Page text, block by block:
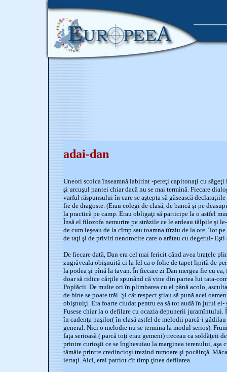
adai-dan
Uneori scoica înseamnă labirint -pereţi capitonaţi cu săgeţi
şi urcuşul pantei chiar dacă nu se mai termină. Fiecare
varful răspunsului în care se aştepta să găsească
fie de dragoste. (Erau colegi de clasă, de bancă şi pe
la practică pe camp. Erau obligaţi să participe la o astfel
Însă el filozofa nemurire pe străzile ce le ardeau tălpile şi
de cum ieşeau de la cîmp sau toamna tîrziu de la ore. Tot
de taţi şi de priviri nenorocite care o arătau cu degetul- Eşti
De fiecare dată, Dan era cel mai fericit când avea braţele
zugrăveala obişnuită ci la fel ca o folie de tapet lipită de
la podea şi pînă la tavan. În fiecare zi Dan mergea fie cu
doar să ridice cărţile spunând că vine din partea lui tata-
Poplăcii. De multe ori în plimbarea cu el până acolo,
de bine se poate trăi. Şi cât respect ştiau să pună acei
obişnuiţi. Era foarte ciudat pentru ea să tot audă în jurul ei-
Fusese chiar la o defilare cu ocazia depunerii
în cadenţa paşilor( în clasă astfel de melodii parcă-i
general. Nici o melodie nu se termina la modul serios).
faţa serioasă ( parcă toţi erau gemeni) treceau ca soldăţeii
printre curioşii ce se înghesuiau la marginea terenului, aşa
tămâie printre credincioşi trezind rumoare şi pocăinţă.
iertaţi. Aici, erai patriot cît timp ţinea defilarea.